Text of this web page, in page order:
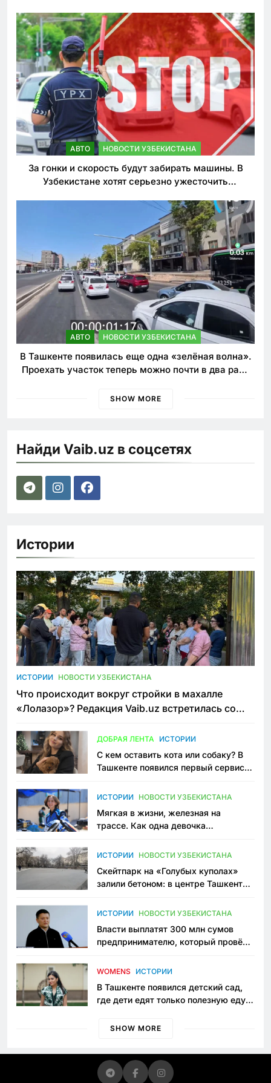
АВТО НОВОСТИ УЗБЕКИСТАНА
За гонки и скорость будут забирать машины. В
Узбекистане хотят серьезно ужесточить
АВТО НОВОСТИ УЗБЕКИСТАНА
В Ташкенте появилась еще одна «зелёная волна».
Проехать участок теперь можно почти в два раза
SHOW MORE
Найди Vaib.uz в соцсетях
Истории
ИСТОРИИ НОВОСТИ УЗБЕКИСТАНА
Что происходит вокруг стройки в махалле
«Лолазор»? Редакция Vaib.uz встретилась со
ДОБРАЯ ЛЕНТА ИСТОРИИ
С кем оставить кота или собаку? В
Ташкенте появился первый сервис
ИСТОРИИ НОВОСТИ УЗБЕКИСТАНА
Мягкая в жизни, железная на
трассе. Как одна девочка
Узбекистане
ИСТОРИИ НОВОСТИ УЗБЕКИСТАНА
Скейтпарк на «Голубых куполах»
залили бетоном: в центре Ташкента
пространство
ИСТОРИИ НОВОСТИ УЗБЕКИСТАНА
Власти выплатят 300 млн сумов
предпринимателю, который провёл
приговору
WOMENS ИСТОРИИ
В Ташкенте появился детский сад,
где дети едят только полезную еду.
просить «кашу без сахара»
SHOW MORE